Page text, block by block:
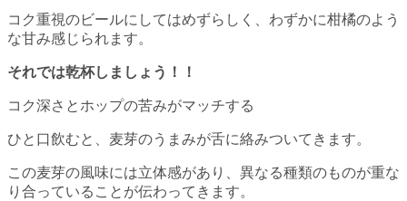
コク重視のビールにしてはめずらしく、わずかに柑橘のよう
な甘み感じられます。
それでは乾杯しましょう！！
コク深さとホップの苦みがマッチする
ひと口飲むと、麦芽のうまみが舌に絡みついてきます。
この麦芽の風味には立体感があり、異なる種類のものが重な
り合っていることが伝わってきます。